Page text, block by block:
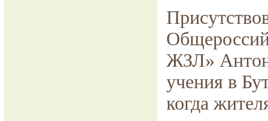
ЖЗЛ» Антон
учения в
когда